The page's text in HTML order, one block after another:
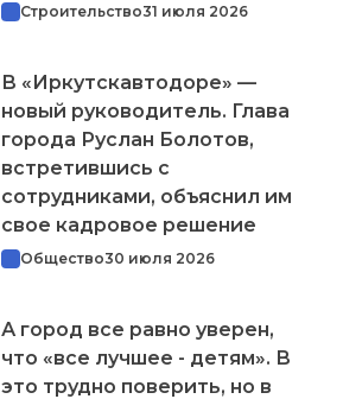
Строительство31 июля 2026
В «Иркутскавтодоре» —
новый руководитель. Глава
города Руслан Болотов,
встретившись с
сотрудниками, объяснил им
свое кадровое решение
Общество30 июля 2026
А город все равно уверен,
что «все лучшее - детям». В
это трудно поверить, но в